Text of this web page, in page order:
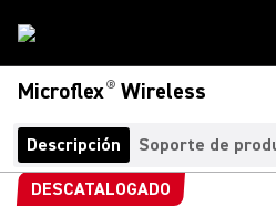
Microflex® Wireless
Descripción
Soporte de
DESCATALOGADO